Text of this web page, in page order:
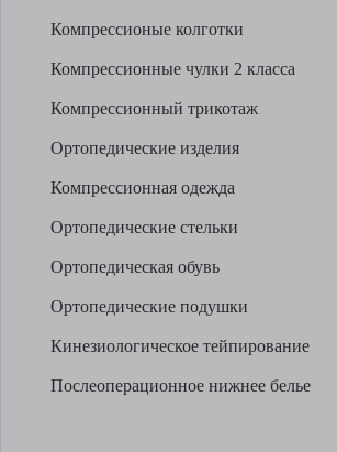
Компрессионые колготки
Компрессионные чулки 2 класса
Компрессионный трикотаж
Ортопедические изделия
Компрессионная одежда
Ортопедические стельки
Ортопедическая обувь
Ортопедические подушки
Кинезиологическое тейпирование
Послеоперационное нижнее белье